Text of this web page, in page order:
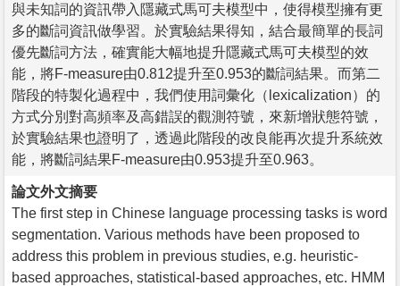
與未知詞的資訊帶入隱藏式馬可夫模型中，使得模型擁有更
多的斷詞資訊做學習。於實驗結果得知，結合最簡單的長詞
優先斷詞方法，確實能大幅地提升隱藏式馬可夫模型的效
能，將F-measure由0.812提升至0.953的斷詞結果。而第二
階段的特製化過程中，我們使用詞彙化（lexicalization）的
方式分別對高頻率及高錯誤的觀測符號，來新增狀態符號，
於實驗結果也證明了，透過此階段的改良能再次提升系統效
能，將斷詞結果F-measure由0.953提升至0.963。
論文外文摘要
The first step in Chinese language processing tasks is word
segmentation. Various methods have been proposed to
address this problem in previous studies, e.g. heuristic-
based approaches, statistical-based approaches, etc. HMM